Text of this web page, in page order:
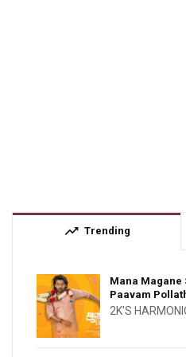
trending_up Trending
Mana Magane
Paavam
2K'S